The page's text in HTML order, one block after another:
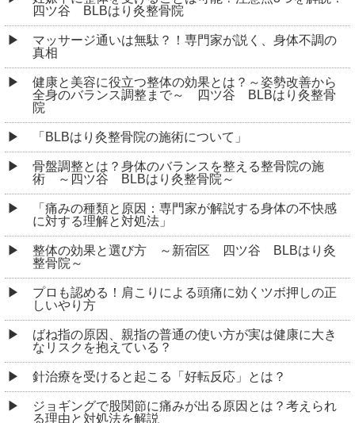
四ツ谷 BLBはり灸整骨院
マッサージ通いは無駄？！専門家が説く、身体不調の
真相
健康と美容に役立つ整体の効果とは？～姿勢改善から
全身のバランス調整まで～ 四ツ谷 BLBはり灸整骨
院
「BLBはり灸整骨院の施術について」
骨盤調整とは？身体のバランスを整える整骨院の施
術 ～四ツ谷 BLBはり灸整骨院～
「痛みの種類と原因：専門家が解説する身体の不快感
に対する理解と対処法」
整体の効果と選び方 ～新宿区 四ツ谷 BLBはり灸
整骨院～
プロも認める！肩こりによる頭痛に効くツボ押しの正
しいやり方
ばね指の原因、親指の普通の使い方が実は健康に大き
なリスクを抱えている？
針治療を受けると起こる「好転反応」とは？
ジョギングで股関節に痛みが出る原因とは？考えられ
る理由と対処法を解説